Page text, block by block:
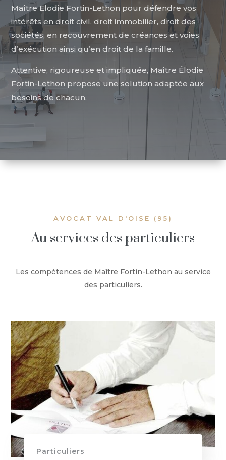
Maître Elodie Fortin-Lethon pour défendre vos
intérêts en droit civil, droit immobilier, droit des
sociétés, en recouvrement de créances et voies
d’exécution ainsi qu’en droit de la famille.
Attentive, rigoureuse et impliquée, Maître Élodie
Fortin-Lethon propose une solution adaptée aux
besoins de chacun.
AVOCAT VAL D'OISE (95)
Au services des particuliers
Les compétences de Maître Fortin-Lethon au service
des particuliers.
Particuliers